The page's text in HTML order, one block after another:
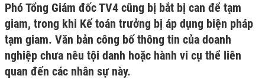
Phó Tổng Giám đốc TV4 cũng bị bắt bị can để tạm
giam, trong khi Kế toán trưởng bị áp dụng biện pháp
tạm giam. Văn bản công bố thông tin của doanh
nghiệp chưa nêu tội danh hoặc hành vi cụ thể liên
quan đến các nhân sự này.